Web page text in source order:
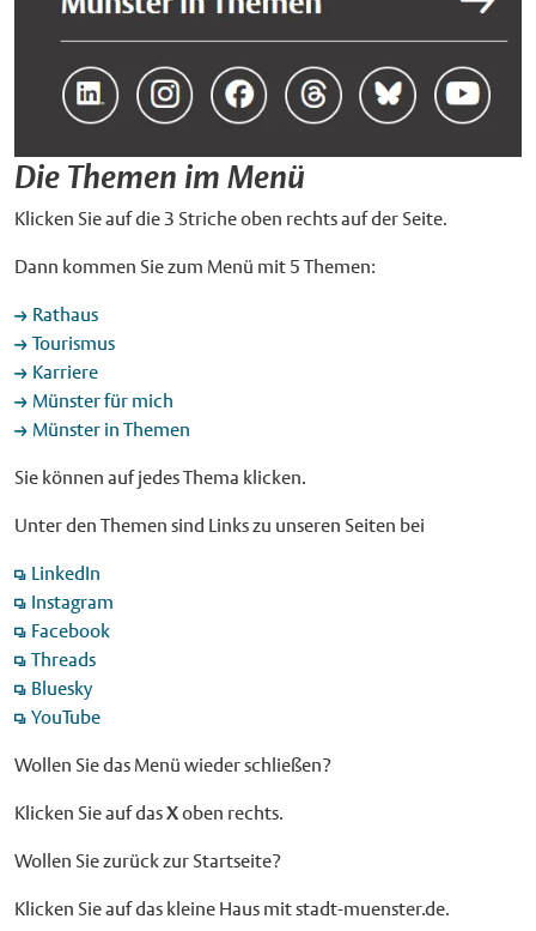
Die Themen im Menü
Klicken Sie auf die 3 Striche oben rechts auf der Seite.
Dann kommen Sie zum Menü mit 5 Themen:
Rathaus
Tourismus
Karriere
Münster für mich
Münster in Themen
Sie können auf jedes Thema klicken.
Unter den Themen sind Links zu unseren Seiten bei
LinkedIn
Instagram
Facebook
Threads
Bluesky
YouTube
Wollen Sie das Menü wieder schließen?
Klicken Sie auf dasXoben rechts.
Wollen Sie zurück zur Startseite?
Klicken Sie auf das kleine Haus mit stadt-muenster.de.